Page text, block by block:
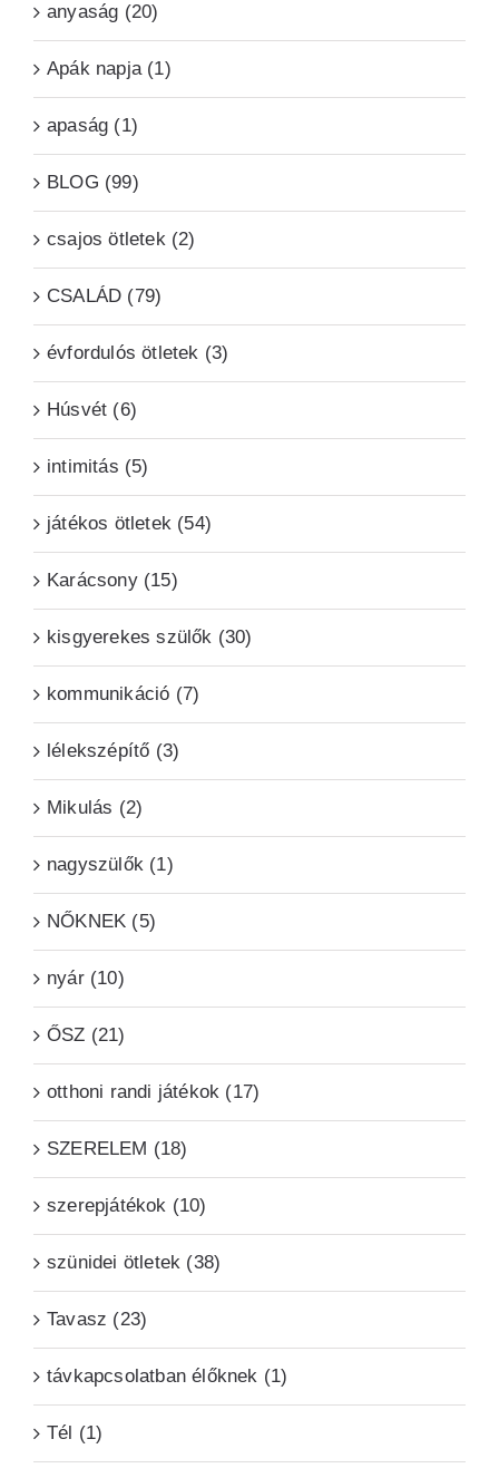
anyaság (20)
Apák napja (1)
apaság (1)
BLOG (99)
csajos ötletek (2)
CSALÁD (79)
évfordulós ötletek (3)
Húsvét (6)
intimitás (5)
játékos ötletek (54)
Karácsony (15)
kisgyerekes szülők (30)
kommunikáció (7)
lélekszépítő (3)
Mikulás (2)
nagyszülők (1)
NŐKNEK (5)
nyár (10)
ŐSZ (21)
otthoni randi játékok (17)
SZERELEM (18)
szerepjátékok (10)
szünidei ötletek (38)
Tavasz (23)
távkapcsolatban élőknek (1)
Tél (1)